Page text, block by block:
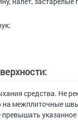
средства. Не
на межплиточные
превышать